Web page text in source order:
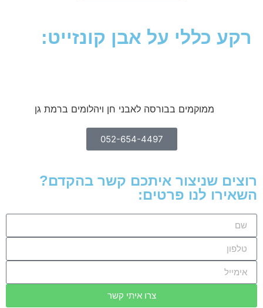
כללי על אבן קונזייט:
ממוקמים בבורסה לאבני חן ויהלומים ברמת גן
052-654-4497
שניצור איתכם קשר בהקדם?
לנו פרטים:
צרו איתי קשר